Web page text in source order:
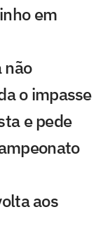
em
não
o impasse
e pede
aos